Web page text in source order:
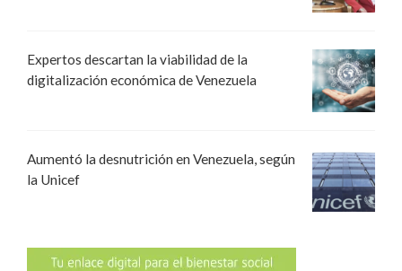
Expertos descartan la viabilidad de la
digitalización económica de Venezuela
Aumentó la desnutrición en Venezuela, según
la Unicef